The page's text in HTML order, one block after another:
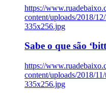
https://
content/uploads/2018/
335x256.jpg
Sabe o que são
https://
content/uploads/2018/
335x256.jpg